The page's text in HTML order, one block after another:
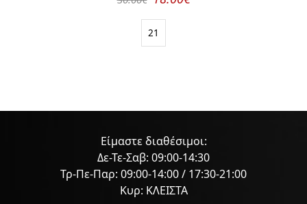
21
Είμαστε διαθέσιμοι:
Δε-Τε-Σαβ: 09:00-14:30
Τρ-Πε-Παρ: 09:00-14:00 / 17:30-21:00
Κυρ: ΚΛΕΙΣΤΑ